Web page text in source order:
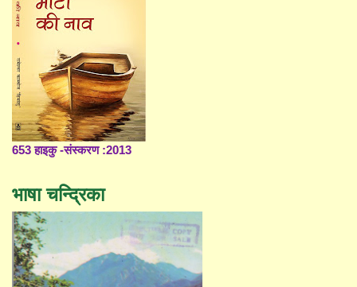
653 हाइकु -संस्करण :2013
भाषा चन्द्रिका